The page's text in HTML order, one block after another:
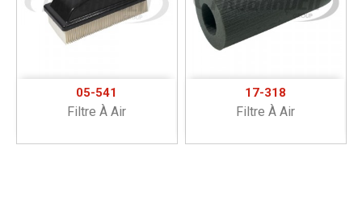
05-541
Filtre À Air
17-318
Filtre À Air